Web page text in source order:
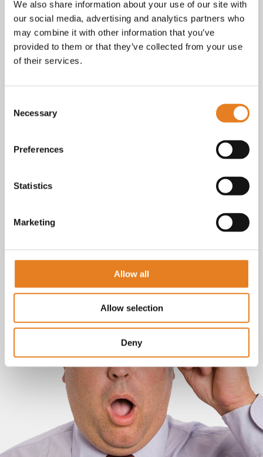
We also share information about your use of our site with
our social media, advertising and analytics partners who
may combine it with other information that you’ve
provided to them or that they’ve collected from your use
of their services.
Selection
Necessary
Preferences
Statistics
Marketing
Allow all
Allow selection
Deny
Bekijk onzeAlgemene voorwaarden. KvK nr.: 18068338.
Lees ook onze privacy encookiepolicy als je benieuwd
bent naar wat we met je gegevens doen.